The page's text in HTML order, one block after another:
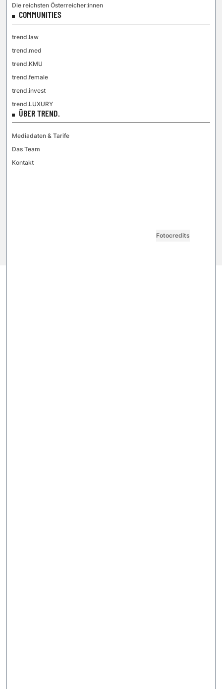
Die reichsten Österreicher:innen
COMMUNITIES
trend.law
trend.med
trend.KMU
trend.female
trend.invest
trend.LUXURY
ÜBER TREND.
Mediadaten & Tarife
Das Team
Kontakt
Fotocredits